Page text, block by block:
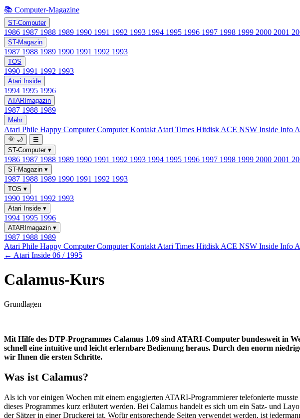
📚 Computer-Magazine
ST-Computer
1986 1987 1988 1989 1990 1991 1992 1993 1994 1995 1996 1997 1998 1999 2000 2001
ST-Magazin
1987 1988 1989 1990 1991 1992 1993
TOS
1990 1991 1992 1993
Atari Inside
1994 1995 1996
ATARImagazin
1987 1988 1989
Mehr
Atari Phile Happy ComputerComputer Kontakt Atari Times Hitdisk ACE NSW Inside Info
🌞 🌙
☰
ST-Computer ▾
1986 1987 1988 1989 1990 1991 1992 1993 1994 1995 1996 1997 1998 1999 2000 2001
ST-Magazin ▾
1987 1988 1989 1990 1991 1992 1993
TOS ▾
1990 1991 1992 1993
Atari Inside ▾
1994 1995 1996
ATARImagazin ▾
1987 1988 1989
Atari Phile Happy ComputerComputer Kontakt Atari Times Hitdisk ACE NSW Inside Info
← Atari Inside 06 / 1995
Calamus-Kurs
Grundlagen
Mit Hilfe des DTP-Programmes Calamus 1.09 sind ATARI-Computer bundesweit in
schnell eine intuitive und leicht erlernbare Bedienung heraus. Durch den enorm
wir Ihnen die ersten Schritte.
Was ist Calamus?
Als ich vor einigen Wochen mit einem engagierten ATARI-Programmierer telefonierte
dieses Programmes kurz erläutert werden. Bei Calamus handelt es sich um ein Satz- und
der Sätzer in einer Druckerei tat. Wofür entsprechende Seiten verwendet werden, ist